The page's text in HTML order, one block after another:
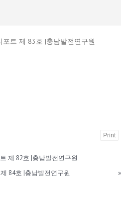
포트 제 83호 |충남발전연구원
Print
제 82호 |충남발전연구원
84호 |충남발전연구원
»